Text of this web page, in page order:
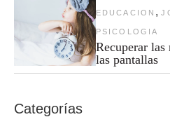
EDUCACION ,
PSICOLOGIA
Recuperar las
las pantallas
Categorías